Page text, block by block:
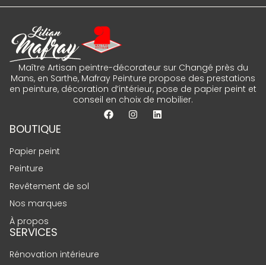
Maître Artisan peintre-décorateur sur Changé près du
Mans, en Sarthe, Mafray Peinture propose des prestations
en peinture, décoration d’intérieur, pose de papier peint et
conseil en choix de mobilier.
BOUTIQUE
Papier peint
Peinture
Revêtement de sol
Nos marques
À propos
SERVICES
Rénovation intérieure